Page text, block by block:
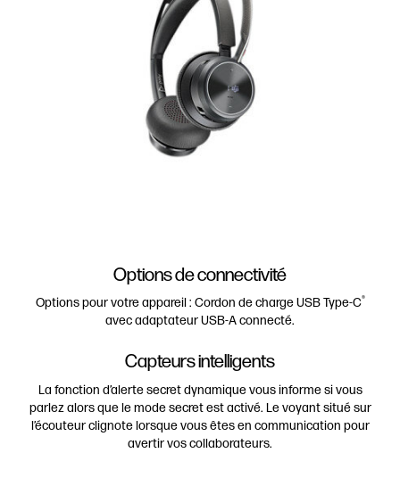
Options de connectivité
Options pour votre appareil : Cordon de charge USB Type-C®
avec adaptateur USB-A connecté.
Capteurs intelligents
La fonction d’alerte secret dynamique vous informe si vous
parlez alors que le mode secret est activé. Le voyant situé sur
l’écouteur clignote lorsque vous êtes en communication pour
avertir vos collaborateurs.